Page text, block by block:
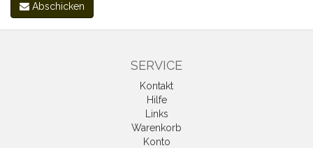
Abschicken
SERVICE
Kontakt
Hilfe
Links
Warenkorb
Konto